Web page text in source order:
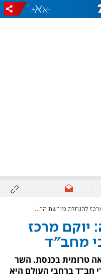
-
+
מורשת הרבי מחב"ד
יוקם מרכז
מחב"ד
טרומית בכנסת. השר
חב"ד ברחבי העולם היא